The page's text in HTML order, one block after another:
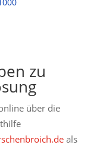
zu
über die
als